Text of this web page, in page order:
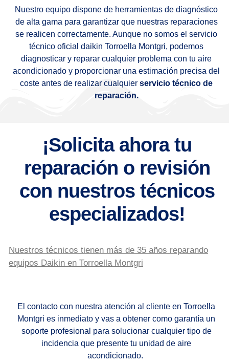
Nuestro equipo dispone de herramientas de diagnóstico
de alta gama para garantizar que nuestras reparaciones
se realicen correctamente. Aunque no somos el servicio
técnico oficial daikin Torroella Montgri, podemos
diagnosticar y reparar cualquier problema con tu aire
acondicionado y proporcionar una estimación precisa del
coste antes de realizar cualquier servicio técnico de
reparación.
¡Solicita ahora tu
reparación o revisión
con nuestros técnicos
especializados!
Nuestros técnicos tienen más de 35 años reparando
equipos Daikin en Torroella Montgri
El contacto con nuestra atención al cliente en Torroella
Montgri es inmediato y vas a obtener como garantía un
soporte profesional para solucionar cualquier tipo de
incidencia que presente tu unidad de aire
acondicionado.